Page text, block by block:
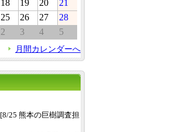
18 19 20
21
25 26 27
28
2 3 4 5
月間カレンダーへ
[8/25 熊本の巨樹調査担